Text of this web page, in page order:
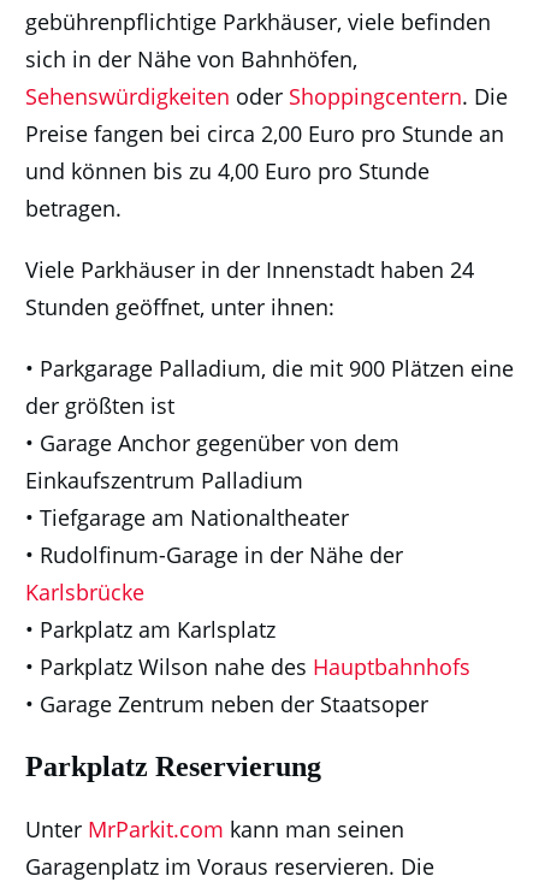
gebührenpflichtige Parkhäuser, viele befinden
sich in der Nähe von Bahnhöfen,
Sehenswürdigkeiten oder Shoppingcentern. Die
Preise fangen bei circa 2,00 Euro pro Stunde an
und können bis zu 4,00 Euro pro Stunde
betragen.
Viele Parkhäuser in der Innenstadt haben 24
Stunden geöffnet, unter ihnen:
• Parkgarage Palladium, die mit 900 Plätzen eine
der größten ist
• Garage Anchor gegenüber von dem
Einkaufszentrum Palladium
• Tiefgarage am Nationaltheater
• Rudolfinum-Garage in der Nähe der
Karlsbrücke
• Parkplatz am Karlsplatz
• Parkplatz Wilson nahe des Hauptbahnhofs
• Garage Zentrum neben der Staatsoper
Parkplatz Reservierung
Unter MrParkit.com kann man seinen
Garagenplatz im Voraus reservieren. Die